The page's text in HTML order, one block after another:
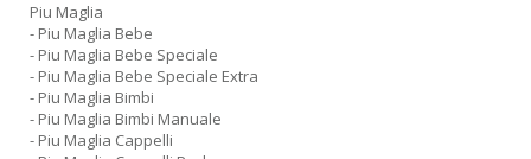
Piu Maglia
- Piu Maglia Bebe
- Piu Maglia Bebe Speciale
- Piu Maglia Bebe Speciale Extra
- Piu Maglia Bimbi
- Piu Maglia Bimbi Manuale
- Piu Maglia Cappelli